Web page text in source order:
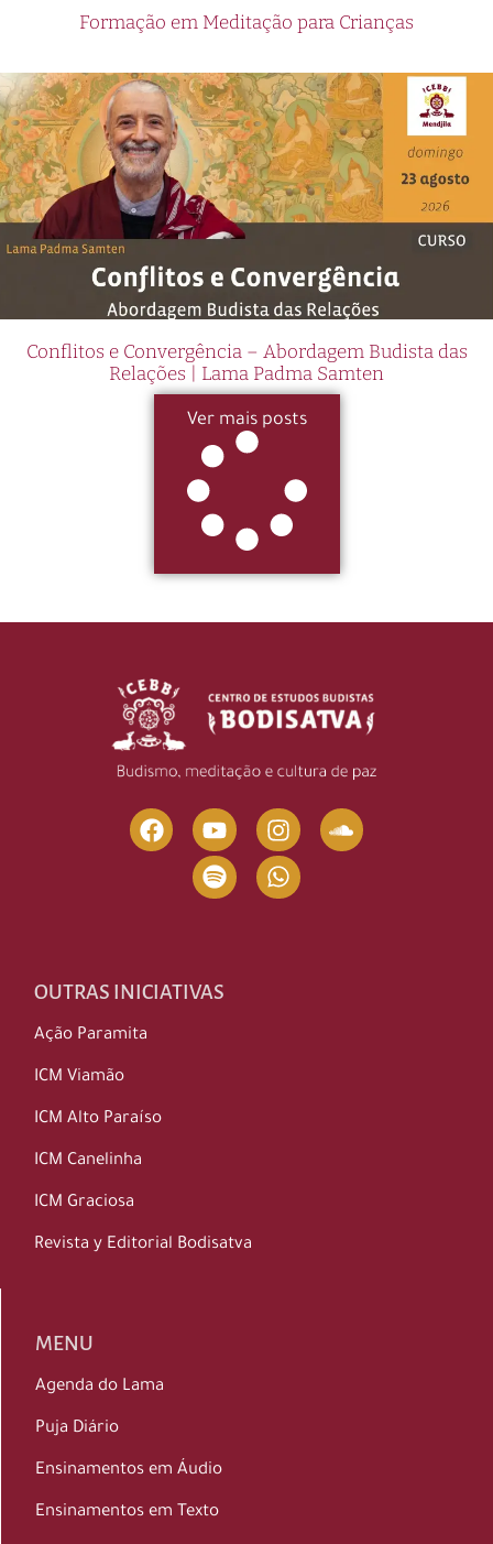
Formação em Meditação para Crianças
Conflitos e Convergência – Abordagem Budista das
Relações | Lama Padma Samten
Ver mais posts
OUTRAS INICIATIVAS
Ação Paramita
ICM Viamão
ICM Alto Paraíso
ICM Canelinha
ICM Graciosa
Revista y Editorial Bodisatva
MENU
Agenda do Lama
Puja Diário
Ensinamentos em Áudio
Ensinamentos em Texto